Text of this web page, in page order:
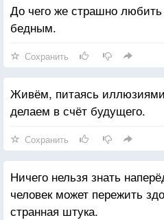
До чего же страшно
бедным.
Сохранить
Живём, питаясь
делаем в счёт будущего.
Сохранить
Ничего нельзя знать
человек может пережить
странная штука.